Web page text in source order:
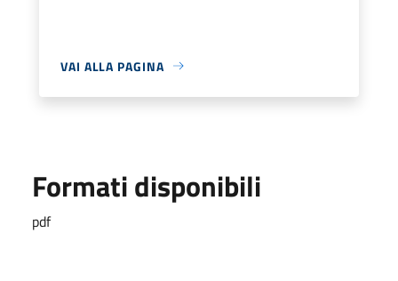
VAI ALLA PAGINA
Formati disponibili
pdf